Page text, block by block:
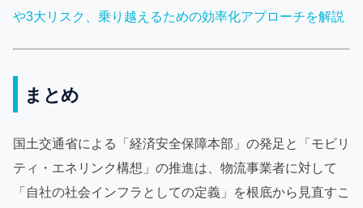
や3大リスク、乗り越えるための効率化アプローチを解説
まとめ
国土交通省による「経済安全保障本部」の発足と「モビリ
ティ・エネリンク構想」の推進は、物流事業者に対して
「自社の社会インフラとしての定義」を根底から見直すこ